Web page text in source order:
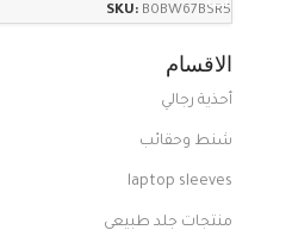
SKU: B0BW67BSR5
الاقسام
أحذية رجالي
شنط وحقائب
laptop sleeves
منتجات جلد طبيعي